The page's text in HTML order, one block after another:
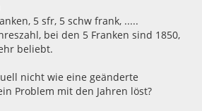
5 sfr, 5 schw frank, .....
bei den 5 Franken sind 1850,
beliebt.
nicht wie eine geänderte
Problem mit den Jahren löst?